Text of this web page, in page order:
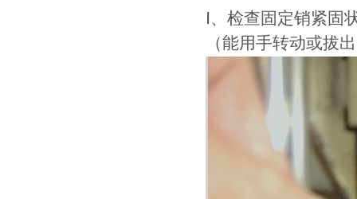
Ⅰ、检查固定销紧固
（能用手转动或拔